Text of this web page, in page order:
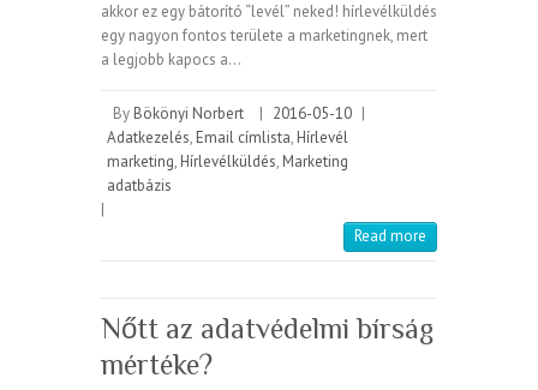
akkor ez egy bátorító “levél” neked! hírlevélküldés
egy nagyon fontos területe a marketingnek, mert
a legjobb kapocs a…
By Bökönyi Norbert | 2016-05-10 |
Adatkezelés, Email címlista, Hírlevél
marketing, Hírlevélküldés, Marketing
adatbázis
|
Read more
Nőtt az adatvédelmi bírság
mértéke?